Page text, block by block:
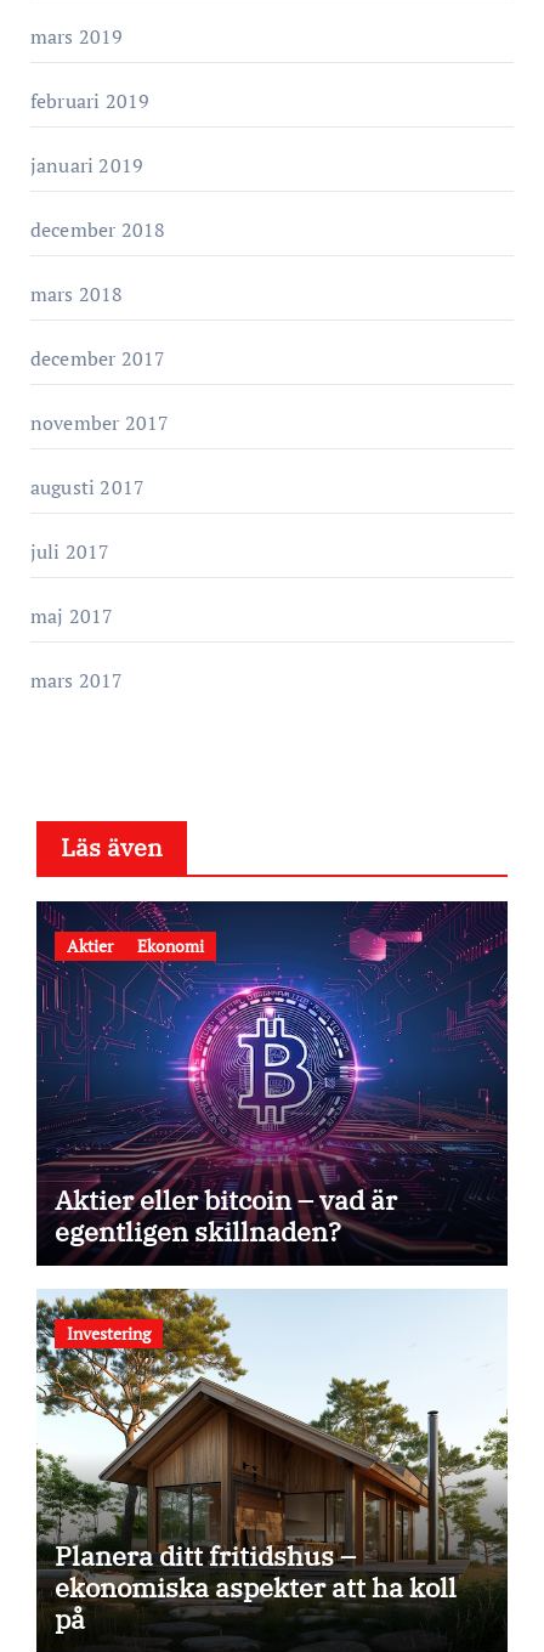
mars 2019
februari 2019
januari 2019
december 2018
mars 2018
december 2017
november 2017
augusti 2017
juli 2017
maj 2017
mars 2017
Läs även
Aktier Ekonomi
Aktier eller bitcoin – vad är
egentligen skillnaden?
Investering
Planera ditt fritidshus –
ekonomiska aspekter att ha koll
på